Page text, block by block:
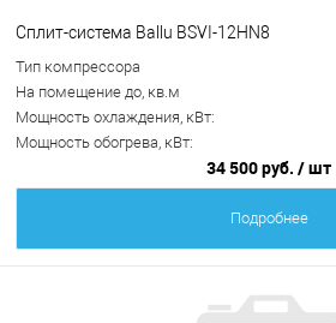
Сплит-система Ballu BSVI-12HN8
Тип компрессора
На помещение до, кв.м
Мощность охлаждения, кВт:
Мощность обогрева, кВт:
34 500 руб. / шт
Подробнее